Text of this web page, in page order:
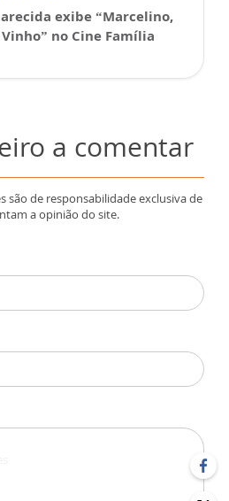
exibe “Marcelino,
Vinho” no Cine Família
a comentar
são de responsabilidade exclusiva de
a opinião do site.